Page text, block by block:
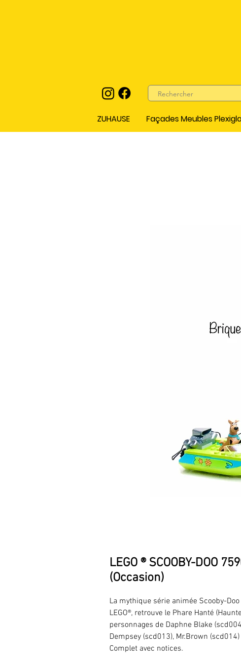
ZUHAUSE Façades Meubles
LEGO ® SCOOBY-DOO
(Occasion)
La mythique série animée Scooby-
LEGO®, retrouve le Phare Hanté
personnages de Daphne Blake
Dempsey (scd013), Mr.Brown
Complet avec notices.